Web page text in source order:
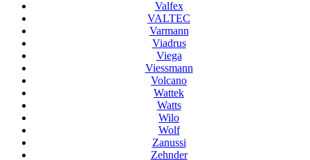
Valfex
VALTEC
Varmann
Viadrus
Viega
Viessmann
Volcano
Wattek
Watts
Wilo
Wolf
Zanussi
Zehnder